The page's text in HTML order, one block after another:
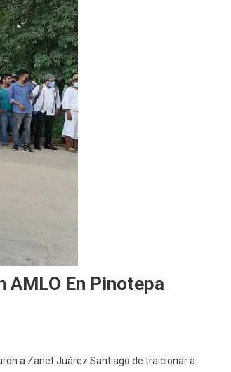
AMLO En Pinotepa
a Zanet Juárez Santiago de traicionar a